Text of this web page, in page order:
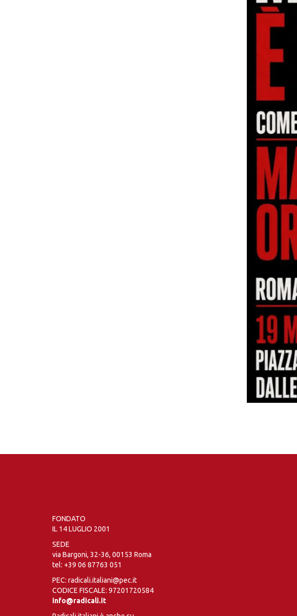
FONDATO
IL 14 LUGLIO 2001
SEDE
via Bargoni, 32-36, 00153 Roma
tel: +39 06 87763 051
PEC: radicali.italiani@pec.it
CODICE FISCALE: 97201720584
info@radicali.it